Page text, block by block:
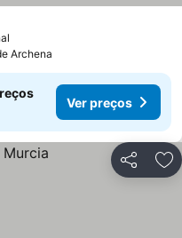
Archena
Ver preços
Partilhar